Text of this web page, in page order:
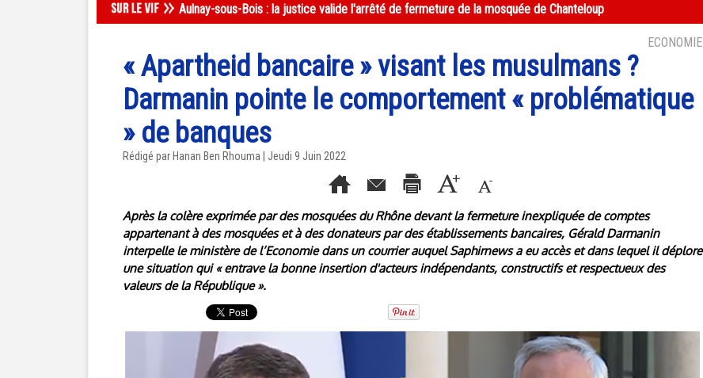
Aulnay-sous-Bois : la justice valide l'arrêté de fermeture de la mosquée de Chanteloup
ECONOMIE
« Apartheid bancaire » visant les musulmans ?
Darmanin pointe le comportement « problématique
» de banques
Rédigé par Hanan Ben Rhouma | Jeudi 9 Juin 2022
Après la colère exprimée par des mosquées du Rhône devant la fermeture inexpliquée de comptes
appartenant à des mosquées et à des donateurs par des établissements bancaires, Gérald Darmanin
interpelle le ministère de l’Economie dans un courrier auquel Saphirnews a eu accès et dans lequel il déplore
une situation qui « entrave la bonne insertion d'acteurs indépendants, constructifs et respectueux des
valeurs de la République ».